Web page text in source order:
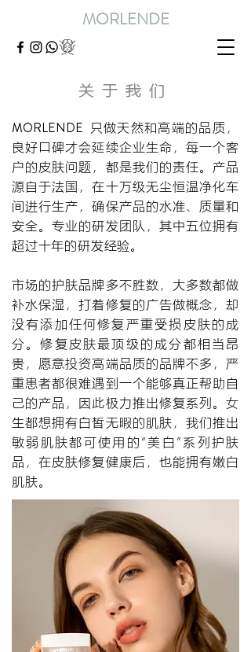
MORLENDE
关于我们
MORLENDE 只做天然和高端的品质，
良好口碑才会延续企业生命，每一个客
户的皮肤问题，都是我们的责任。产品
源自于法国，在十万级无尘恒温净化车
间进行生产，确保产品的水准、质量和
安全。专业的研发团队，其中五位拥有
超过十年的研发经验。
市场的护肤品牌多不胜数，大多数都做
补水保湿，打着修复的广告做概念，却
没有添加任何修复严重受损皮肤的成
分。修复皮肤最顶级的成分都相当昂
贵，愿意投资高端品质的品牌不多，严
重患者都很难遇到一个能够真正帮助自
己的产品，因此极力推出修复系列。女
生都想拥有白皙无暇的肌肤，我们推出
敏弱肌肤都可使用的“美白”系列护肤
品，在皮肤修复健康后，也能拥有嫩白
肌肤。